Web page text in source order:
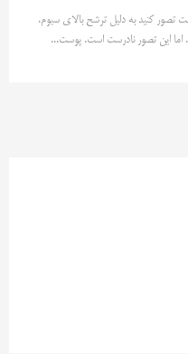
کنید به دلیل ترشح بالای سبوم،
اما این تصور نادرست است. پوست...